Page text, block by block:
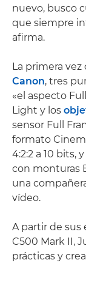
nuevo, busco
que siempre
afirma.
La primera vez
Canon, tres
«el aspecto
Light y los
sensor Full
formato
4:2:2 a 10 bits,
con monturas
una
vídeo.
A partir de sus
C500 Mark II,
prácticas y